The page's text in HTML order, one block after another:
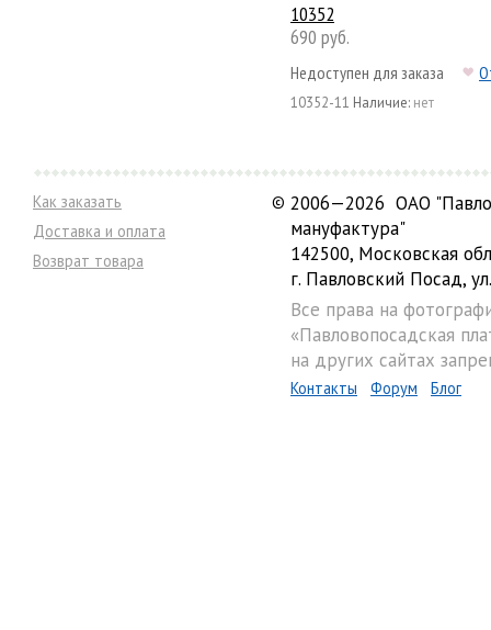
10352
690 руб.
Недоступен для заказа
10352-11 Наличие: нет
Как заказать
Доставка и оплата
Возврат товара
© 2006—2026 ОАО
мануфактура"
142500, Московская
г. Павловский Посад,
Все права на
«Павловопосадская
на других сайтах
Контакты Форум Блог